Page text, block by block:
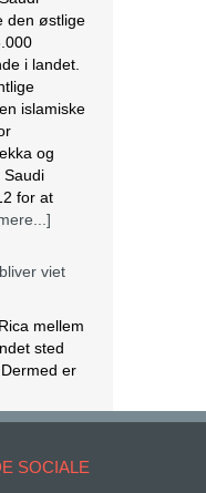
for at
viet
mellem
sted
er
sig. Det
og
med Israel
alle aftaler
USA for
SOCIALE